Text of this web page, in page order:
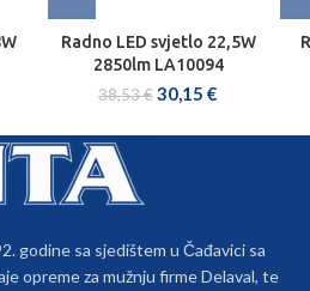
Radno LED svjetlo 22,5W
2850lm LA10094
38,53€30,15 €
godine sa sjedištem u Čađavici sa
opreme za mužnju firme Delaval, te